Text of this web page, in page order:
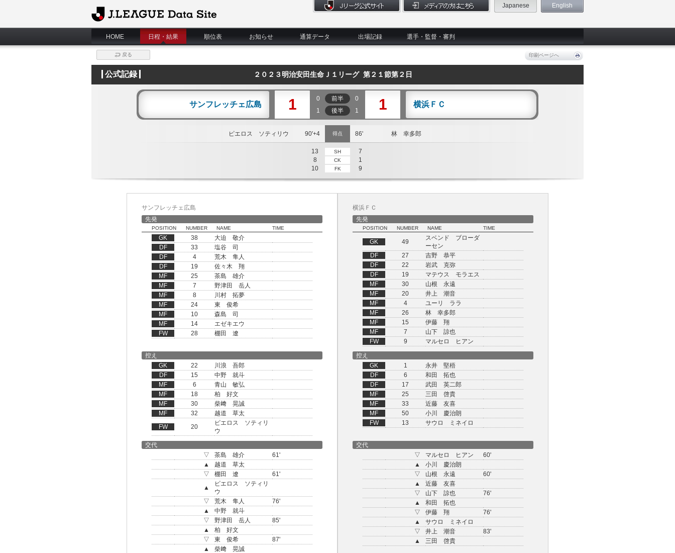
J.League Data Site
Japanese English
HOME 日程・結果 順位表 お知らせ 通算データ 出場記録 選手・監督・審判
戻る 印刷ページへ
公式記録 ２０２３明治安田生命Ｊ１リーグ 第２１節第２日
サンフレッチェ広島 1 0 前半
0
1
後半 1 1 横浜ＦＣ
ピエロス ソティリウ 90'+4 得点 86' 林 幸多郎
13 SH
7
8
CK
1
10
FK 9
サンフレッチェ広島
先発
POSITION NUMBER NAME TIME
GK 38
大迫 敬介
DF
33
塩谷 司
DF
4
荒木 隼人
DF
19
佐々木 翔
MF
25
茶島 雄介
MF
7
野津田 岳人
MF
8
川村 拓夢
MF
24
東 俊希
MF
10
森島 司
MF
14
エゼキエウ
FW
28 棚田 遼
横浜ＦＣ
先発
POSITION NUMBER NAME TIME
GK 49
スベンド ブローダ
ーセン
DF
27
吉野 恭平
DF
22
岩武 克弥
DF
19
マテウス モラエス
MF
30
山根 永遠
MF
20
井上 潮音
MF
4
ユーリ ララ
MF
26
林 幸多郎
MF
15
伊藤 翔
MF
7
山下 諒也
FW
9
マルセロ ヒアン
控え
GK
22
川浪 吾郎
DF
15
中野 就斗
MF
6
青山 敏弘
MF
18
柏 好文
MF
30
柴﨑 晃誠
MF
32
越道 草太
FW
20
ピエロス ソティリ
ウ
控え
GK
1
永井 堅梧
DF
6
和田 拓也
DF
17
武田 英二郎
MF
25
三田 啓貴
MF
33
近藤 友喜
MF
50
小川 慶治朗
FW
13 サウロ ミネイロ
交代
▽
茶島 雄介
61'
▲
越道 草太
▽
棚田 遼
61'
▲
ピエロス ソティリ
ウ
▽
荒木 隼人
76'
▲
中野 就斗
▽
野津田 岳人
85'
▲
柏 好文
▽
東 俊希
87'
▲
柴﨑 晃誠
交代
▽
マルセロ ヒアン
60'
▲
小川 慶治朗
▽
山根 永遠
60'
▲
近藤 友喜
▽
山下 諒也
76'
▲
和田 拓也
▽
伊藤 翔
76'
▲
サウロ ミネイロ
▽
井上 潮音
83'
▲
三田 啓貴